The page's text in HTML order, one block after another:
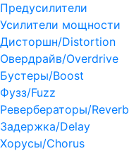
Предусилители
Усилители мощности
Дисторшн/Distortion
Овердрайв/Overdrive
Бустеры/Boost
Фузз/Fuzz
Ревербераторы/Reverb
Задержка/Delay
Хорусы/Chorus